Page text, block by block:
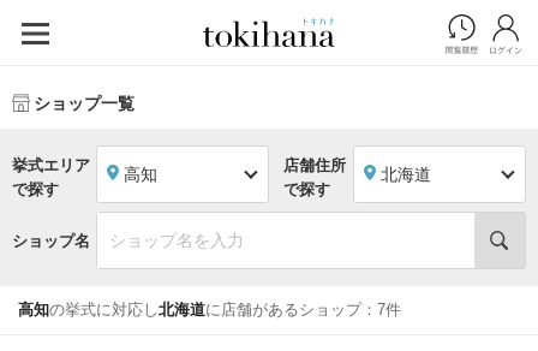
ショップ一覧
挙式エリア
で探す
高知
店舗住所
で探す
北海道
ショップ名
高知の挙式に対応し北海道に店舗があるショップ：7件